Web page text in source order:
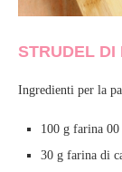
STRUDEL DI
Ingredienti per la
100 g farina 00
30 g farina di